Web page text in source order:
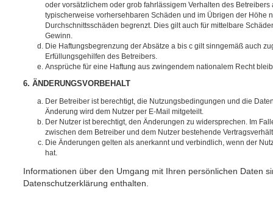
oder vorsätzlichem oder grob fahrlässigem Verhalten des Betreibers
typischerweise vorhersehbaren Schäden und im Übrigen der Höhe
Durchschnittsschäden begrenzt. Dies gilt auch für mittelbare
Gewinn.
Die Haftungsbegrenzung der Absätze a bis c gilt sinngemäß auch
Erfüllungsgehilfen des Betreibers.
Ansprüche für eine Haftung aus zwingendem nationalem Recht
6. ÄNDERUNGSVORBEHALT
Der Betreiber ist berechtigt, die Nutzungsbedingungen und die
Änderung wird dem Nutzer per E-Mail mitgeteilt.
Der Nutzer ist berechtigt, den Änderungen zu widersprechen. Im
zwischen dem Betreiber und dem Nutzer bestehende
Die Änderungen gelten als anerkannt und verbindlich, wenn der
hat.
Informationen über den Umgang mit Ihren persönlichen Daten
Datenschutzerklärung enthalten.